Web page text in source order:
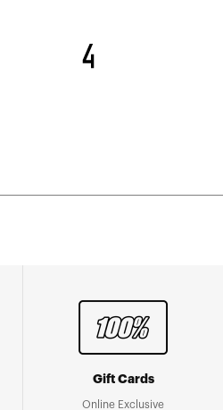
Gift Cards
Online Exclusive